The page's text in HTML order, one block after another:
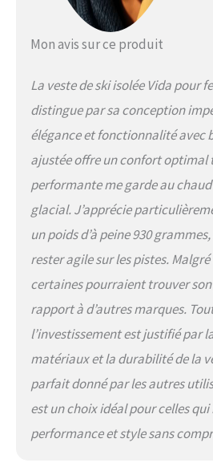
Mon avis sur ce produit
La veste de ski isolée Vida pour
distingue par sa conception
élégance et fonctionnalité avec
ajustée offre un confort optimal
performante me garde au
glacial. J’apprécie
un poids d’à peine 930
rester agile sur les pistes.
certaines pourraient trouver
rapport à d’autres marques.
l’investissement est justifié par
matériaux et la durabilité de la
parfait donné par les autres
est un choix idéal pour celles
performance et style sans